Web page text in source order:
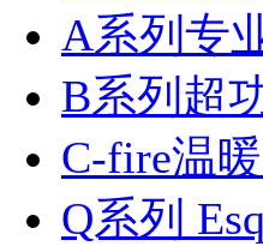
A系列专
B系列超
C-fire温
Q系列